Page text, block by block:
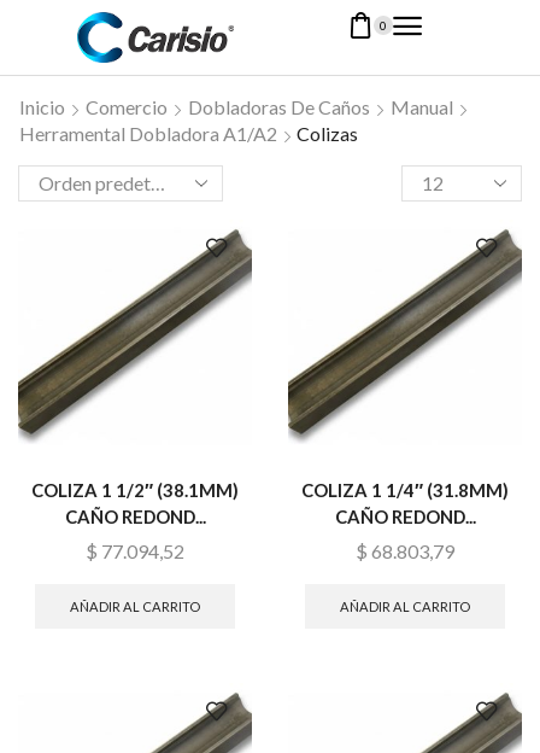
0
Inicio Comercio Dobladoras De Caños
Manual
Herramental Dobladora A1/A2
Colizas
COLIZA 1 1/2″ (38.1MM)
CAÑO REDOND...
$ 77.094,52
AÑADIR AL CARRITO
COLIZA 1 1/4″ (31.8MM)
CAÑO REDOND...
$ 68.803,79
AÑADIR AL CARRITO